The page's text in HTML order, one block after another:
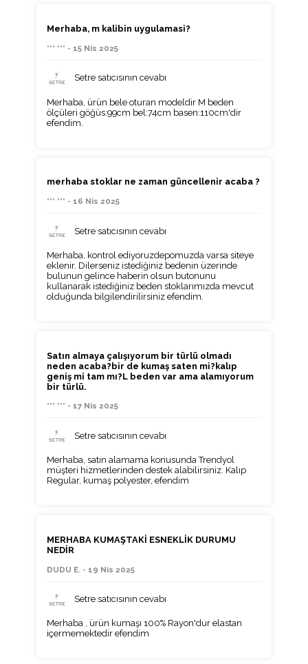
Merhaba, m kalibin uygulamasi?
*** *** - 15 Nis 2025
Setre satıcısının cevabı
Merhaba, ürün bele oturan modeldir M beden
ölçüleri göğüs:99cm bel:74cm basen:110cm'dir
efendim.
merhaba stoklar ne zaman güncellenir acaba ?
*** *** - 16 Nis 2025
Setre satıcısının cevabı
Merhaba, kontrol ediyoruzdepomuzda varsa siteye
eklenir. Dilerseniz istediğiniz bedenin üzerinde
bulunun gelince haberin olsun butonunu
kullanarak istediğiniz beden stoklarımızda mevcut
olduğunda bilgilendirilirsiniz efendim.
Satın almaya çalışıyorum bir türlü olmadı
neden acaba?bir de kumaş saten mi?kalıp
geniş mi tam mı?L beden var ama alamıyorum
bir türlü.
*** *** - 17 Nis 2025
Setre satıcısının cevabı
Merhaba, satın alamama konusunda Trendyol
müşteri hizmetlerinden destek alabilirsiniz. Kalıp
Regular, kumaş polyester, efendim
MERHABA KUMAŞTAKİ ESNEKLİK DURUMU
NEDİR
DUDU E. - 19 Nis 2025
Setre satıcısının cevabı
Merhaba , ürün kumaşı 100% Rayon'dur elastan
içermemektedir efendim